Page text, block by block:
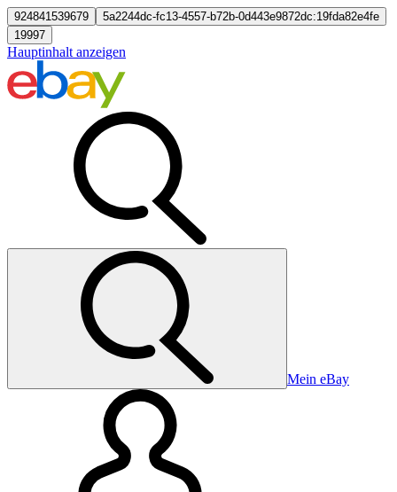
924841539679
5a2244dc-fc13-4557-b72b-0d443e9872dc:19fda82e4fe
19997
Hauptinhalt anzeigen
Mein eBay